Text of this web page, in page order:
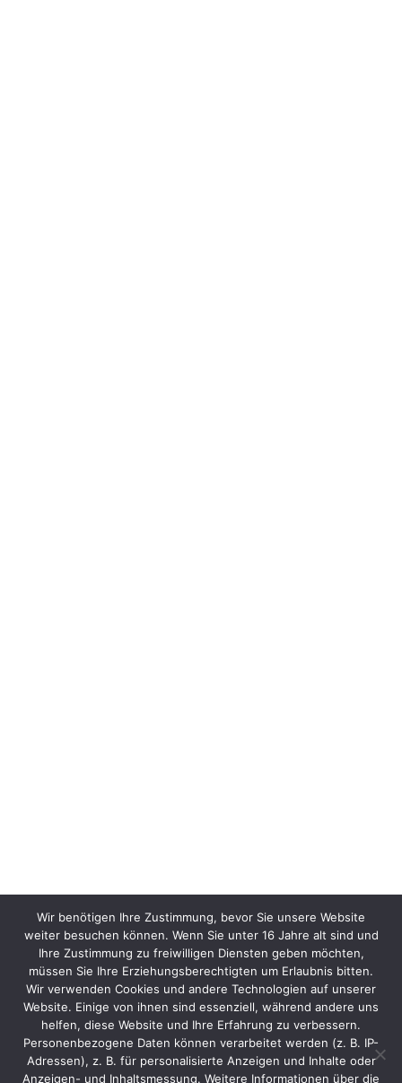
Wir benötigen Ihre Zustimmung, bevor Sie unsere Website
weiter besuchen können. Wenn Sie unter 16 Jahre alt sind und
Ihre Zustimmung zu freiwilligen Diensten geben möchten,
müssen Sie Ihre Erziehungsberechtigten um Erlaubnis bitten.
Wir verwenden Cookies und andere Technologien auf unserer
Website. Einige von ihnen sind essenziell, während andere uns
helfen, diese Website und Ihre Erfahrung zu verbessern.
Personenbezogene Daten können verarbeitet werden (z. B. IP-
Adressen), z. B. für personalisierte Anzeigen und Inhalte oder
Anzeigen- und Inhaltsmessung. Weitere Informationen über die